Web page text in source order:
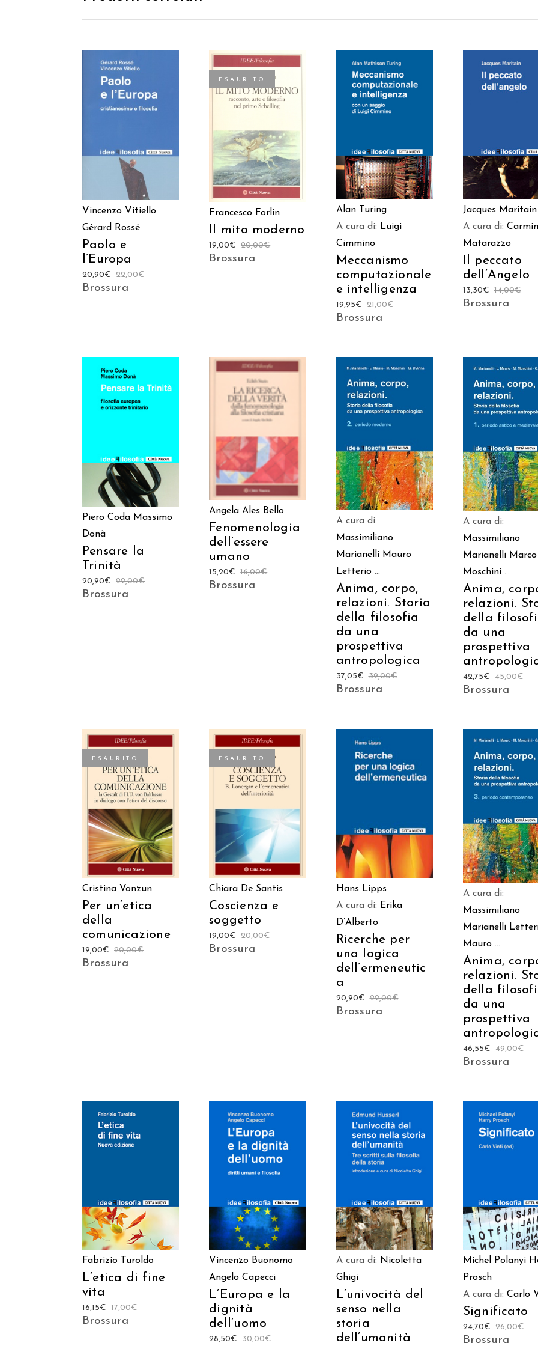
Vincenzo Vitiello
Gérard Rossé
Paolo e
l’Europa
22,00€
20,90€
Brossura
ESAURITO
Francesco Forlin
Il mito moderno
20,00€
19,00€
Brossura
AGGIUNGI AL
Alan Turing
A cura di: Luigi
Cimmino
Meccanismo
computazionale
e intelligenza
21,00€
19,95€
Brossura
Jacques Maritain
A cura di:
Matarazzo
Il peccato
dell’Angelo
14,00€
13,30€
Brossura
Piero Coda Massimo
Donà
Pensare la
Trinità
22,00€
20,90€
Brossura
AGGIUNGI AL
CARRELLO
Angela Ales Bello
Fenomenologia
dell’essere
umano
16,00€
15,20€
Brossura
AGGIUNGI AL
A cura di:
Massimiliano
Marianelli Mauro
Letterio ...
Anima, corpo,
relazioni. Storia
della filosofia
da una
prospettiva
antropologica
39,00€
37,05€
Brossura
AGGIUNGI AL
A cura di:
Massimiliano
Marianelli Marco
Moschini ...
Anima,
relazioni.
della
da una
prospettiva
45,00€
42,75€
Brossura
ESAURITO
LEGGI TUTTO
Cristina Vonzun
Per un’etica
della
comunicazione
20,00€
19,00€
Brossura
ESAURITO
Chiara De Santis
Coscienza e
soggetto
20,00€
19,00€
Brossura
Hans Lipps
A cura di: Erika
D’Alberto
Ricerche per
una logica
dell’ermeneutic
a
22,00€
20,90€
Brossura
AGGIUNGI AL
A cura di:
Massimiliano
Marianelli
Mauro ...
Anima,
relazioni.
della
da una
prospettiva
49,00€
46,55€
Brossura
Fabrizio Turoldo
L’etica di fine
vita
17,00€
16,15€
Brossura
Vincenzo Buonomo
Angelo Capecci
L’Europa e la
dignità
dell’uomo
30,00€
28,50€
AGGIUNGI AL
A cura di: Nicoletta
Ghigi
L’univocità del
senso nella
storia
dell’umanità
Michel Polanyi
Prosch
A cura di: Carlo
Significato
26,00€
24,70€
Brossura